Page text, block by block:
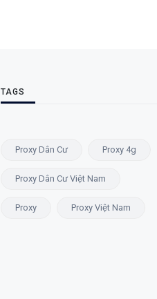
TAGS
Proxy Dân Cư Proxy 4g
Proxy Dân Cư Việt Nam
Proxy Proxy Việt Nam